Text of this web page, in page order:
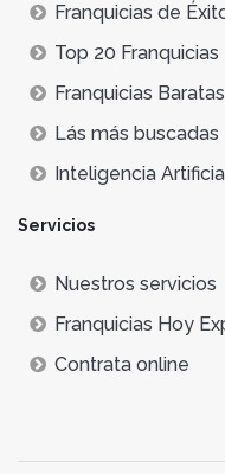
Franquicias de
Top 20 Franquicias
Franquicias Baratas
Lás más buscadas
Inteligencia
Servicios
Nuestros servicios
Franquicias Hoy
Contrata online